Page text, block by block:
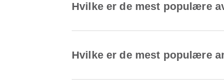
Hvilke er de mest populære
Hvilke er de mest populære